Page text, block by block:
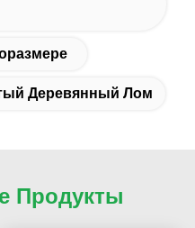
Деревянный Лом
Продукты